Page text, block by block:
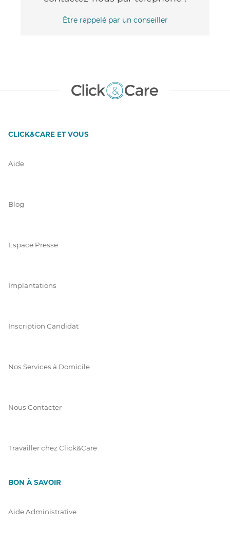
Être rappelé par un conseiller
CLICK&CARE ET VOUS
Aide
Blog
Espace Presse
Implantations
Inscription Candidat
Nos Services à Domicile
Nous Contacter
Travailler chez Click&Care
BON À SAVOIR
Aide Administrative